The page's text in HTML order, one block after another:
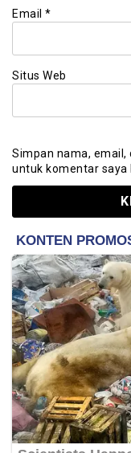
Email *
Situs Web
Simpan nama, email,
untuk komentar saya